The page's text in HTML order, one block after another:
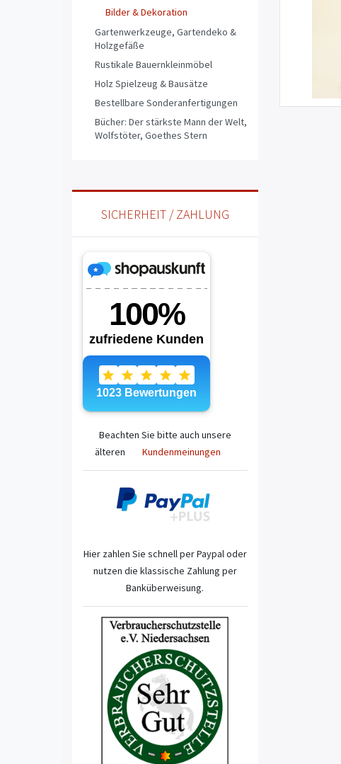
Bilder & Dekoration
Gartenwerkzeuge, Gartendeko &
Holzgefäße
Rustikale Bauernkleinmöbel
Holz Spielzeug & Bausätze
Bestellbare Sonderanfertigungen
Bücher: Der stärkste Mann der Welt,
Wolfstöter, Goethes Stern
SICHERHEIT / ZAHLUNG
Beachten Sie bitte auch unsere
älteren
Kundenmeinungen
Hier zahlen Sie schnell per Paypal oder
nutzen die klassische Zahlung per
Banküberweisung.